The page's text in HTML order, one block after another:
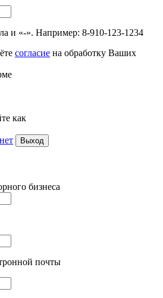
и «-». Например: 8-910-123-1234
согласие на обработку Ваших
как
Выход
бизнеса
почты